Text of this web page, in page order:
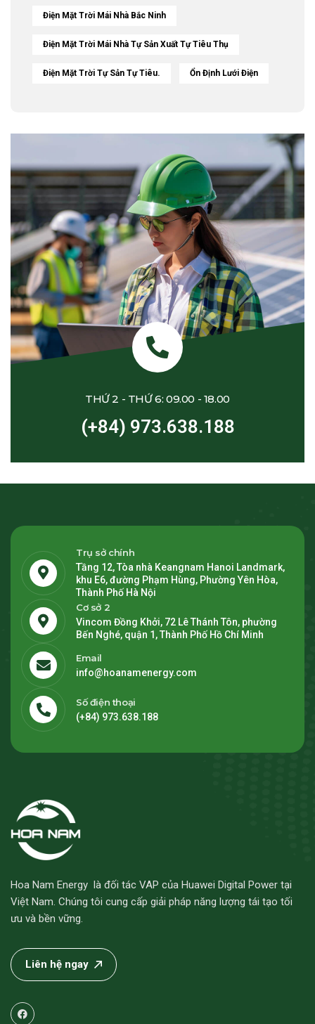
Điện Mặt Trời Mái Nhà Bắc Ninh
Điện Mặt Trời Mái Nhà Tự Sản Xuất Tự Tiêu Thụ
Điện Mặt Trời Tự Sản Tự Tiêu. Ổn Định Lưới Điện
THỨ 2 - THỨ 6: 09.00 - 18.00
(+84) 973.638.188
Trụ sở chính
Tầng 12, Tòa nhà Keangnam Hanoi Landmark,
khu E6, đường Phạm Hùng, Phường Yên Hòa,
Thành Phố Hà Nội
Cơ sở 2
Vincom Đồng Khởi, 72 Lê Thánh Tôn, phường
Bến Nghé, quận 1, Thành Phố Hồ Chí Minh
Email
info@hoanamenergy.com
Số điện thoại
(+84) 973.638.188
Hoa Nam Energy là đối tác VAP của Huawei Digital Power tại
Việt Nam. Chúng tôi cung cấp giải pháp năng lượng tái tạo tối
ưu và bền vững.
Liên hệ ngay